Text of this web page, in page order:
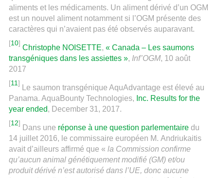
aliments et les médicaments. Un aliment dérivé d’un OGM
est un nouvel aliment notamment si l’OGM présente des
caractères qui n’avaient pas été observés auparavant.
[10]
Christophe NOISETTE, « Canada – Les saumons
transgéniques dans les assiettes », Inf’OGM, 10 août
2017
[11]
Le saumon transgénique AquAdvantage est élevé au
Panama. AquaBounty Technologies, Inc. Results for the
year ended, December 31, 2017.
[12]
Dans une réponse à une question parlementairedu
14 juillet 2016, le commissaire européen M. Andriukaitis
avait d’ailleurs affirmé que « la Commission confirme
qu’aucun animal génétiquement modifié (GM) et/ou
produit dérivé n’est autorisé dans l’UE, donc aucune